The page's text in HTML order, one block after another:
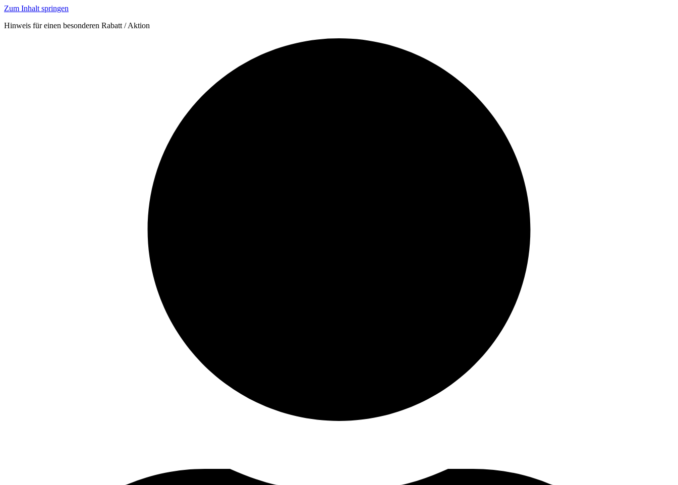
Zum Inhalt springen
Hinweis für einen besonderen Rabatt / Aktion